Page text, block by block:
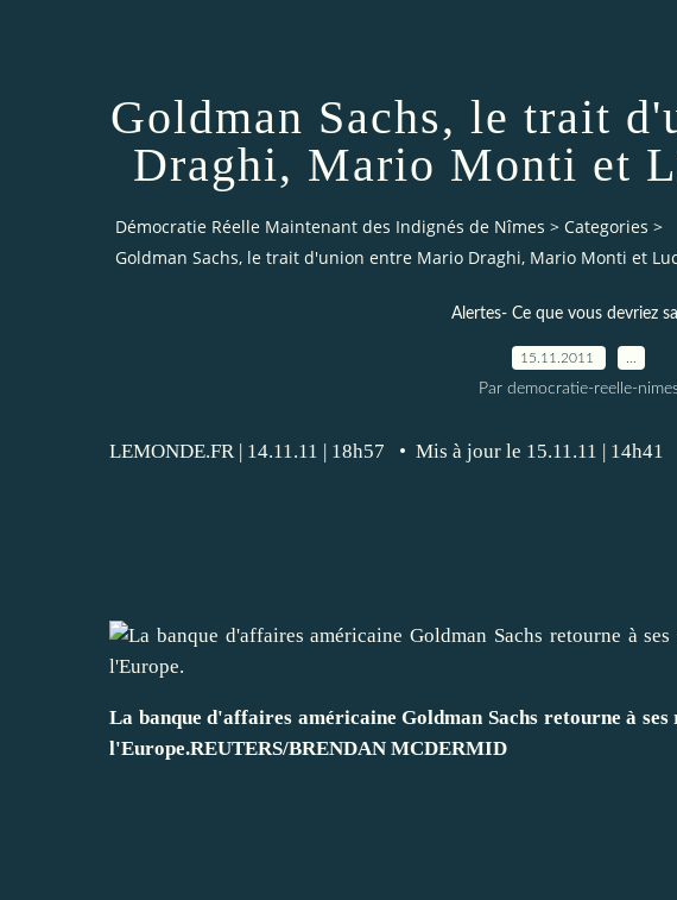
Goldman Sachs, le trait
Draghi, Mario Monti et
Démocratie Réelle Maintenant des Indignés de Nîmes > Categories >
Goldman Sachs, le trait d'union entre Mario Draghi, Mario Monti et
Alertes- Ce que vous devriez
15.11.2011
Par democratie-reelle-
LEMONDE.FR | 14.11.11 | 18h57 • Mis à jour le 15.11.11 | 14h41
La banque d'affaires américaineGoldman Sachs retourne à ses
l'Europe.REUTERS/BRENDAN MCDERMID